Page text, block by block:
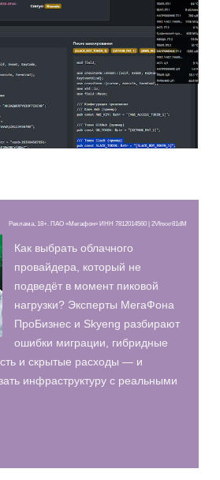
Реклама, 18+. ПАО «Мегафон» ИНН 7812014560 | 2Vfnxxr81dM
Как выбрать облачного
провайдера, который не
подведёт в момент пиковой
нагрузки? Эксперты МегаФона
ПроБизнес и Skyeng разбирают
ошибки миграции, гибридные
и скрытые расходы — и
инфраструктуру с реальными